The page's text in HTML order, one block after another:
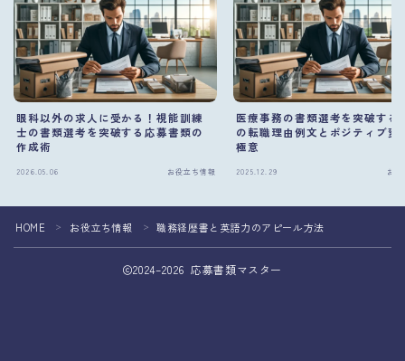
眼科以外の求人に受かる！視能訓練
士の書類選考を突破する応募書類の
作成術
2026.05.06 お役立ち情報
医療事務の書類選考を突破する
の転職理由例文とポジティブ変
極意
2025.12.29 お
HOME ＞ お役立ち情報 ＞ 職務経歴書と英語力のアピール方法
2024–2026 応募書類マスター